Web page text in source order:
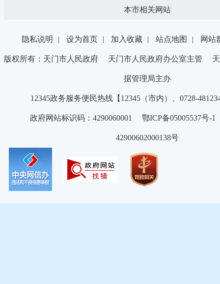
本市相关网站
隐私说明 | 设为首页 | 加入收藏 | 站点地图 | 网站
版权所有：天门市人民政府 天门市人民政府办公室主管 天
据管理局主办
12345政务服务便民热线【12345（市内）、0728-
政府网站标识码：4290060001 鄂ICP备05005537号
42900602000138号